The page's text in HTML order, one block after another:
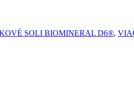
SOLI BIOMINERAL D6®,